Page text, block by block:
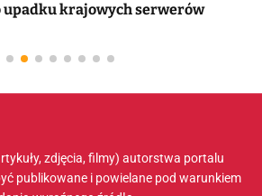
upadku krajowych serwerów
zdjęcia, filmy) autorstwa portalu
publikowane i powielane pod warunkiem